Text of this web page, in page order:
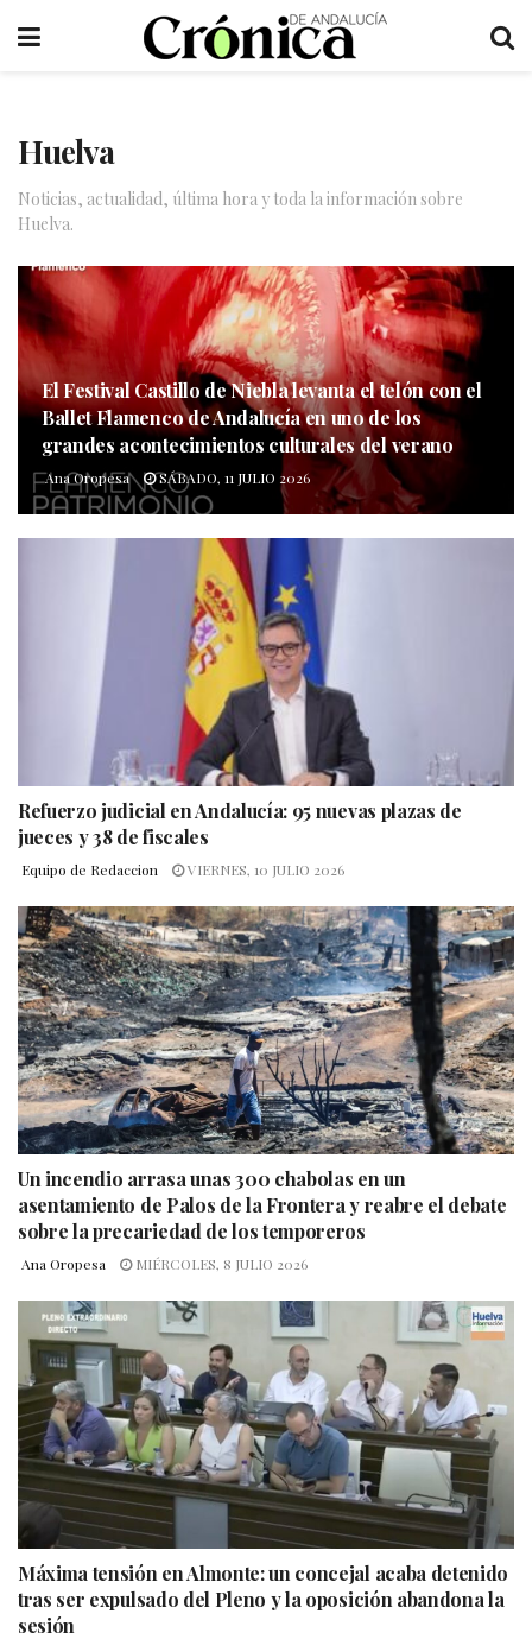
Huelva
Noticias, actualidad, última hora y toda la información sobre
Huelva.
El Festival Castillo de Niebla levanta el telón con el
Ballet Flamenco de Andalucía en uno de los
grandes acontecimientos culturales del verano
Ana Oropesa SÁBADO, 11 JULIO 2026
Refuerzo judicial en Andalucía: 95 nuevas plazas de
jueces y 38 de fiscales
Equipo de Redaccion VIERNES, 10 JULIO 2026
Un incendio arrasa unas 300 chabolas en un
asentamiento de Palos de la Frontera y reabre el debate
sobre la precariedad de los temporeros
Ana Oropesa MIÉRCOLES, 8 JULIO 2026
Máxima tensión en Almonte: un concejal acaba detenido
tras ser expulsado del Pleno y la oposición abandona la
sesión